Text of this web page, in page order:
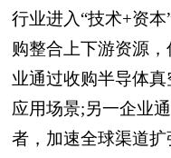
行业进入“技术+资
购整合上下游资源
业通过收购半导体
应用场景;另一企业
者，加速全球渠道